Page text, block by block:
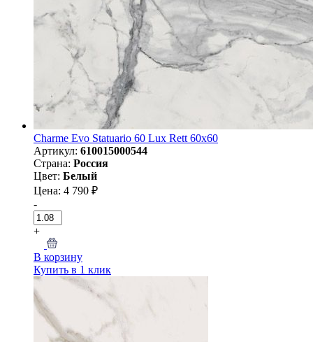
Charme Evo Statuario 60 Lux Rett 60х60
Артикул: 610015000544
Страна: Россия
Цвет: Белый
Цена: 4 790 ₽
-
+
В корзину
Купить в 1 клик